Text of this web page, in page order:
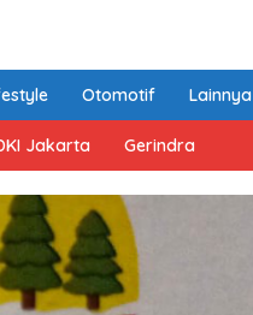
Otomotif Lainnya
Jakarta Gerindra